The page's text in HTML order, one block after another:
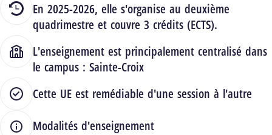
En 2025-2026, elle s'organise au deuxième
quadrimestre et couvre 3 crédits (ECTS).
L'enseignement est principalement centralisé dans
le campus : Sainte-Croix
Cette UE est remédiable d'une session à l'autre
Modalités d'enseignement